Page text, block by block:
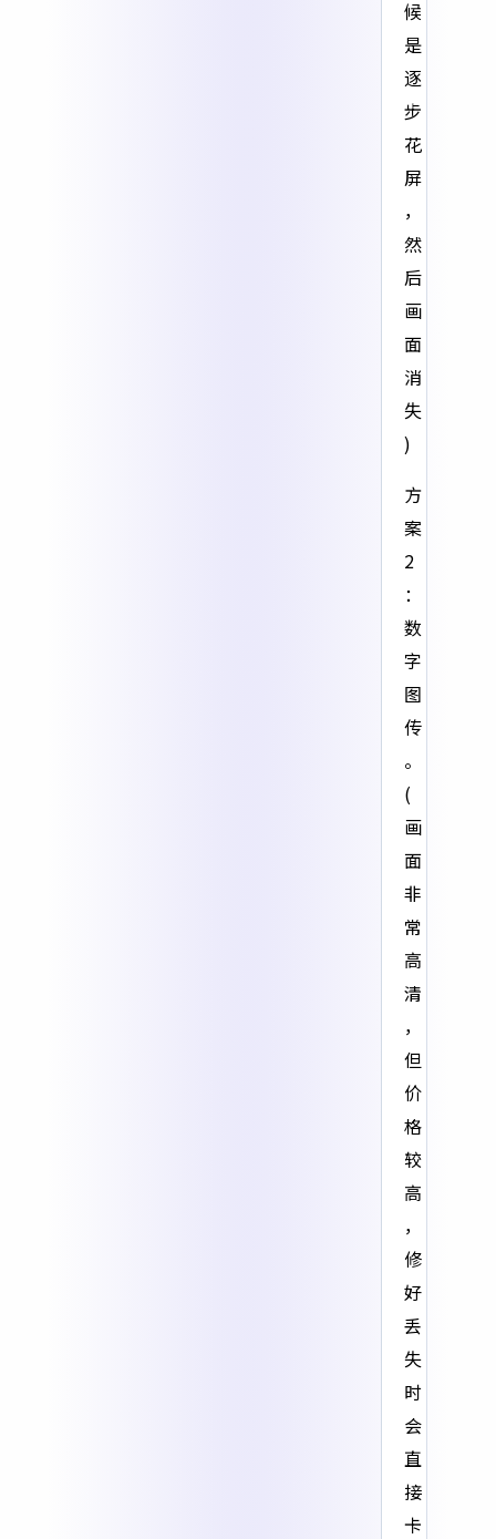
候
是
逐
步
花
屏
，
然
后
画
面
消
失
)
方
案
2
：
数
字
图
传
。
(
画
面
非
常
高
清
，
但
价
格
较
高
，
修
好
丢
失
时
会
直
接
卡